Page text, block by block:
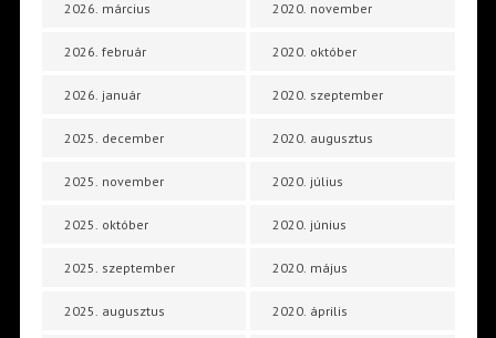
2026. március
2026. február
2026. január
2025. december
2025. november
2025. október
2025. szeptember
2025. augusztus
2020. november
2020. október
2020. szeptember
2020. augusztus
2020. július
2020. június
2020. május
2020. április